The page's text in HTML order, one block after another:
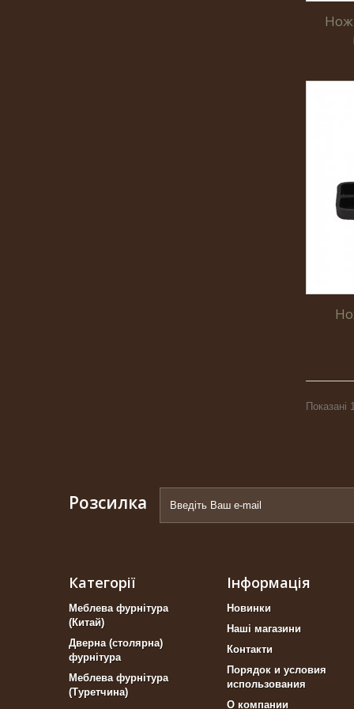
Показані
Розсилка
Категорії
Меблева фурнітура
(Китай)
Дверна (столярна)
фурнітура
Меблева фурнітура
(Туретчина)
Інформація
Новинки
Наші магазини
Контакти
Порядок и условия
использования
О компании